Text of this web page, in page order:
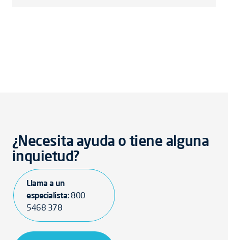
¿Necesita ayuda o tiene alguna
inquietud?
Llama a un
especialista:800
5468 378